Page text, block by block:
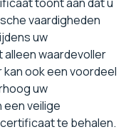
vaardigheden
uw
alleen waardevoller
kan ook een voordeel
uw
een veilige
te behalen.